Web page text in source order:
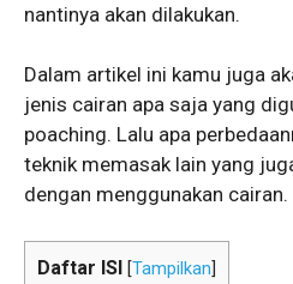
nantinya akan dilakukan.
Dalam artikel ini kamu juga
jenis cairan apa saja yang
poaching. Lalu apa
teknik memasak lain yang
dengan menggunakan cairan.
Daftar ISI [Tampilkan